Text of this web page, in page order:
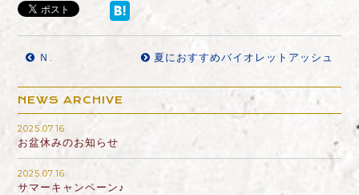
Ｎ. 夏におすすめバイオレットアッシュ
NEWS ARCHIVE
2025.07.16
お盆休みのお知らせ
2025.07.16
サマーキャンペーン♪